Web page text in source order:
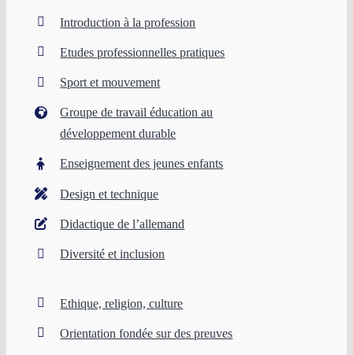
Introduction à la profession
Etudes professionnelles pratiques
Sport et mouvement
Groupe de travail éducation au
développement durable
Enseignement des jeunes enfants
Design et technique
Didactique de l’allemand
Diversité et inclusion
Ethique, religion, culture
Orientation fondée sur des preuves